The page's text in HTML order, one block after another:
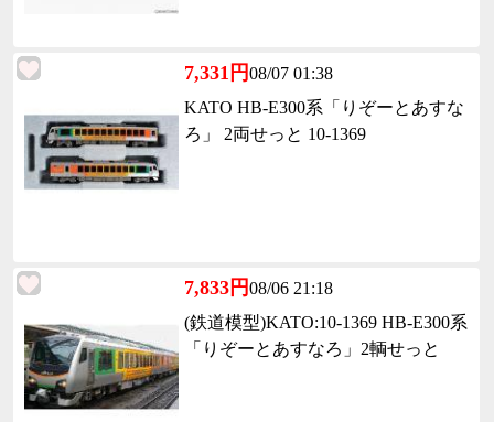
7,331円08/07 01:38
KATO HB-E300系「りぞーとあすな
ろ」 2両せっと 10-1369
7,833円08/06 21:18
(鉄道模型)KATO:10-1369 HB-E300系
「りぞーとあすなろ」2輌せっと